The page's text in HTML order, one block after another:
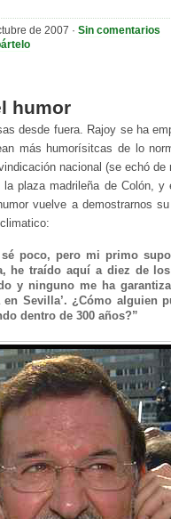
de 2007 · Sin comentarios
humor
desde fuera. Rajoy se ha
más humorísitcas de lo
nacional (se echó de
plaza madrileña de Colón, y
vuelve a demostrarnos
sé poco, pero mi primo
he traído aquí a diez de
y ninguno me ha
en Sevilla’. ¿Cómo alguien
dentro de 300 años?”